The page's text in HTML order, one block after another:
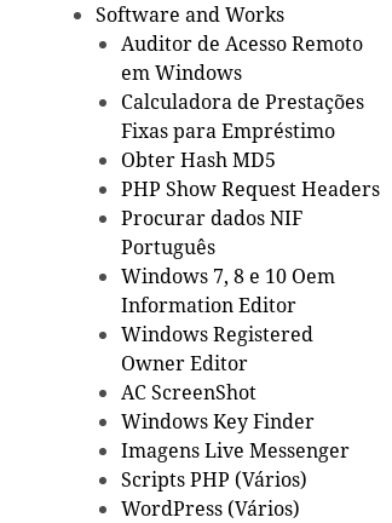
Software and Works
Auditor de Acesso Remoto
em Windows
Calculadora de Prestações
Fixas para Empréstimo
Obter Hash MD5
PHP Show Request Headers
Procurar dados NIF
Português
Windows 7, 8 e 10 Oem
Information Editor
Windows Registered
Owner Editor
AC ScreenShot
Windows Key Finder
Imagens Live Messenger
Scripts PHP (Vários)
WordPress (Vários)